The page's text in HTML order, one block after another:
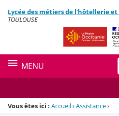
Menu de la rubrique
Contenu
Lycée des métiers de l'hôtellerie
TOULOUSE
MENU
Vous êtes ici : Accueil›Assistance›